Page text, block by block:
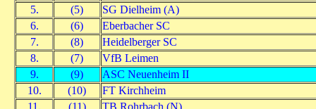
5.
(5)
SG Dielheim (A)
6.
(6)
Eberbacher SC
7.
(8)
Heidelberger SC
8.
(7)
VfB Leimen
9.
(9)
ASC Neuenheim II
10.
(10)
FT Kirchheim
11.
(11)
TB Rohrbach (N)